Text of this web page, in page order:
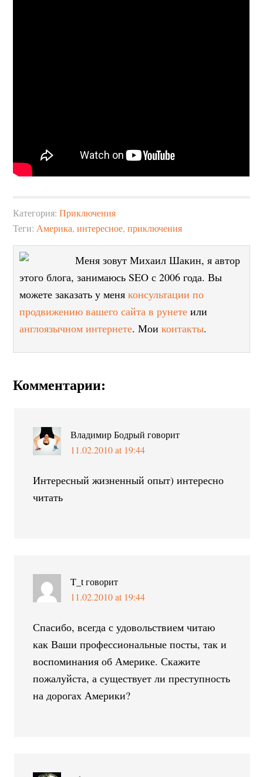
Категория:Приключения
Теги: Америка,интересное,приключения
Меня зовут Михаил Шакин, я автор
этого блога, занимаюсь SEO с 2006 года. Вы
можете заказать у меняконсультации по
продвижению вашего сайта в рунете или
англоязычном интернете. Моиконтакты.
Комментарии:
Владимир Бодрый говорит
11.02.2010 at 19:44
Интересный жизненный опыт) интересно
читать
T_tговорит
11.02.2010 at 19:44
Спасибо, всегда с удовольствием читаю
как Ваши профессиональные посты, так и
воспоминания об Америке. Скажите
пожалуйста, а существует ли преступность
на дорогах Америки?